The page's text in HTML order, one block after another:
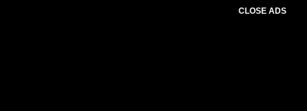
CLOSE ADS